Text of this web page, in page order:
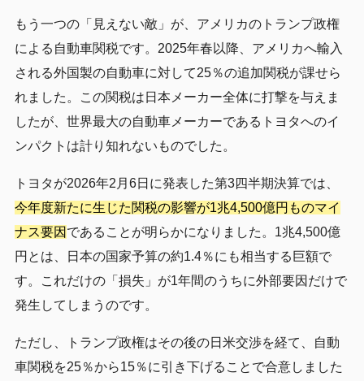
もう一つの「見えない敵」が、アメリカのトランプ政権
による自動車関税です。2025年春以降、アメリカへ輸入
される外国製の自動車に対して25％の追加関税が課せら
れました。この関税は日本メーカー全体に打撃を与えま
したが、世界最大の自動車メーカーであるトヨタへのイ
ンパクトは計り知れないものでした。
トヨタが2026年2月6日に発表した第3四半期決算では、
今年度新たに生じた関税の影響が1兆4,500億円ものマイ
ナス要因 であることが明らかになりました。1兆4,500億
円とは、日本の国家予算の約1.4％にも相当する巨額で
す。これだけの「損失」が1年間のうちに外部要因だけで
発生してしまうのです。
ただし、トランプ政権はその後の日米交渉を経て、自動
車関税を25％から15％に引き下げることで合意しました